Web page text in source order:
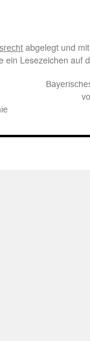
abgelegt und
ein Lesezeichen auf